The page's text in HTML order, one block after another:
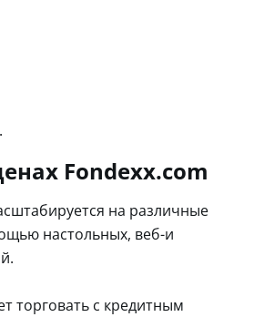
Fondexx.com
на различные
настольных, веб-и
торговать с кредитным